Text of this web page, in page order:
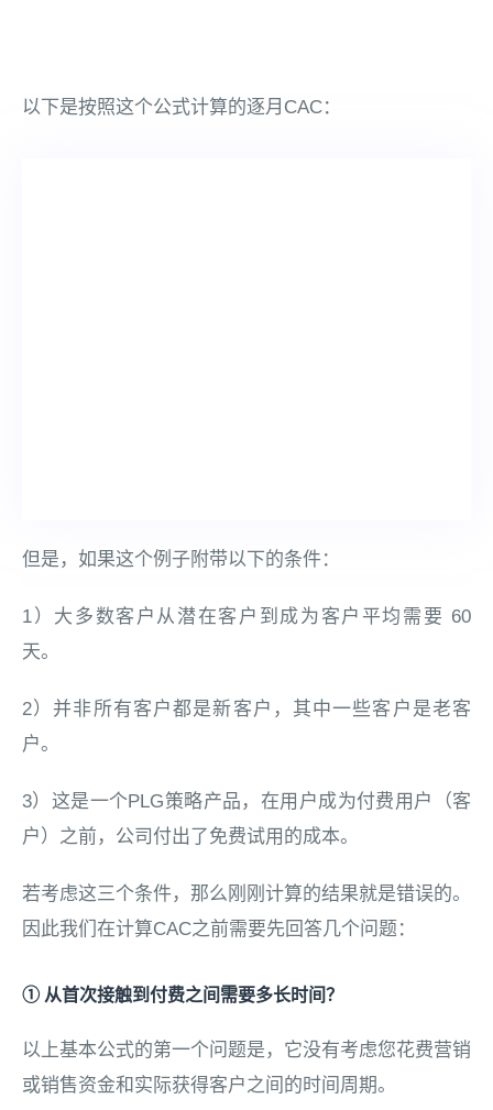
以下是按照这个公式计算的逐月CAC：
但是，如果这个例子附带以下的条件：
1）大多数客户从潜在客户到成为客户平均需要 60
天。
2）并非所有客户都是新客户，其中一些客户是老客
户。
3）这是一个PLG策略产品，在用户成为付费用户（客
户）之前，公司付出了免费试用的成本。
若考虑这三个条件，那么刚刚计算的结果就是错误的。
因此我们在计算CAC之前需要先回答几个问题：
① 从首次接触到付费之间需要多长时间？
以上基本公式的第一个问题是，它没有考虑您花费营销
或销售资金和实际获得客户之间的时间周期。